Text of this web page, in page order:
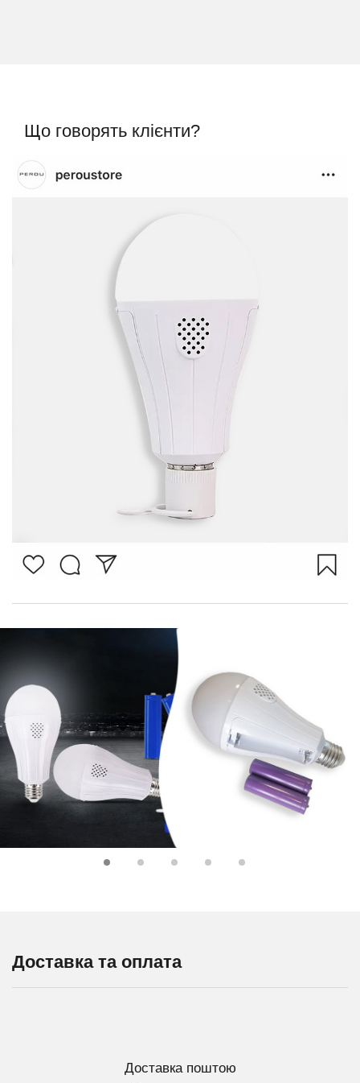
Що говорять клієнти?
Доставка та оплата
Доставка поштою